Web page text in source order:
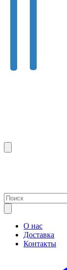
О нас
Доставка
Контакты